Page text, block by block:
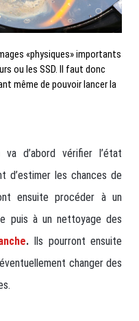
«physiques» importants
ou les SSD. Il faut donc
même de pouvoir lancer la
va d’abord vérifier l’état
d’estimer les chances de
ensuite procéder à un
puis à un nettoyage des
. Ils pourront ensuite
changer des